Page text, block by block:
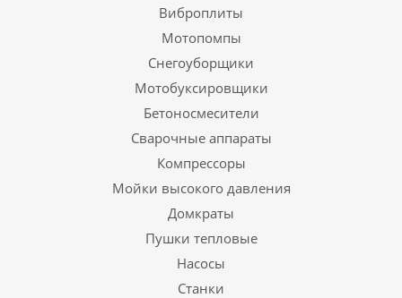
Виброплиты
Мотопомпы
Снегоуборщики
Мотобуксировщики
Бетоносмесители
Сварочные аппараты
Компрессоры
Мойки высокого давления
Домкраты
Пушки тепловые
Насосы
Станки